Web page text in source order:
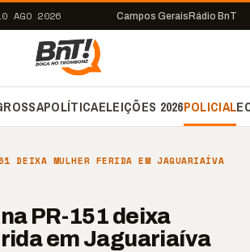
AGO 2026 Campos Gerais Rádio BnT
POLÍTICAELEIÇÕES 2026POLICIAL
DEIXA MULHER FERIDA EM JAGUARIAÍVA
PR-151 deixa
em Jaguariaíva